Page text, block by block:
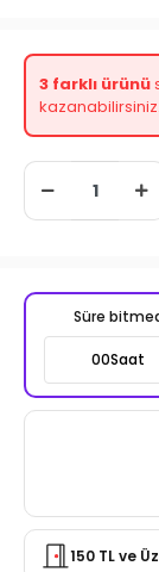
3 farklı ürünü
kazanabilirsiniz.
Süre
00Saat
150 TL ve